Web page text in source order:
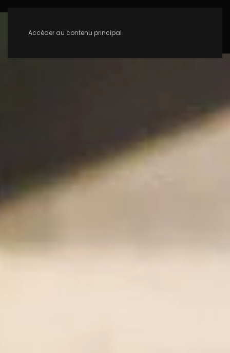
Accéder au contenu principal